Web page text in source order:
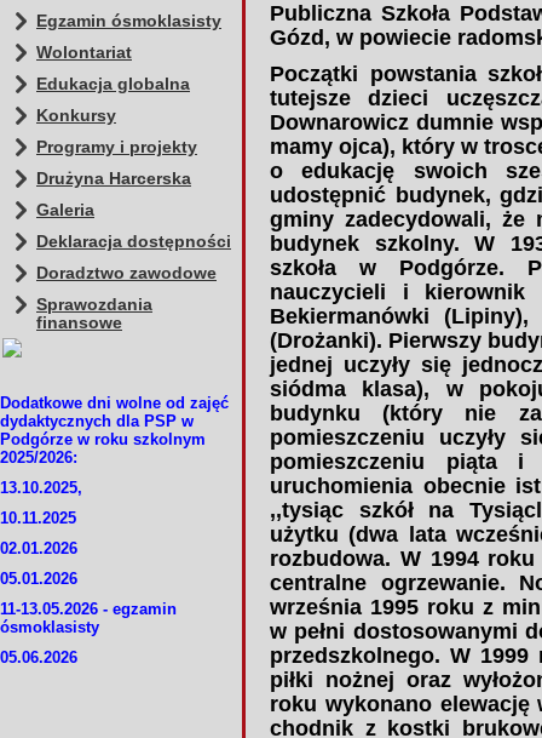
Egzamin ósmoklasisty
Wolontariat
Edukacja globalna
Konkursy
Programy i projekty
Drużyna Harcerska
Galeria
Deklaracja dostępności
Doradztwo zawodowe
Sprawozdania
finansowe
Dodatkowe dni wolne od zajęć
dydaktycznych dla PSP w
Podgórze w roku szkolnym
2025/2026:
13.10.2025,
10.11.2025
02.01.2026
05.01.2026
11-13.05.2026 - egzamin
ósmoklasisty
05.06.2026
Publiczna Szkoła
Gózd, w powiecie
Początki powstania
tutejsze dzieci
Downarowicz dumnie
mamy ojca), który w
o edukację swoich
udostępnić budynek,
gminy zadecydowali, że
budynek szkolny. W
szkoła w Podgórze.
nauczycieli i kierownik
Bekiermanówki
(Drożanki). Pierwszy
jednej uczyły się
siódma klasa), w
budynku (który nie
pomieszczeniu uczyły
pomieszczeniu piąta
uruchomienia obecnie
,,tysiąc szkół na
użytku (dwa lata
rozbudowa. W 1994 roku
centralne ogrzewanie.
września 1995 roku z
w pełni dostosowanymi
przedszkolnego. W 1999
piłki nożnej oraz
roku wykonano elewację
chodnik z kostki